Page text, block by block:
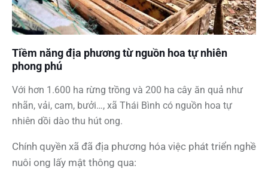
Tiềm năng địa phương từ nguồn hoa tự nhiên
phong phú
Với hơn 1.600 ha rừng trồng và 200 ha cây ăn quả như
nhãn, vải, cam, bưởi…, xã Thái Bình có nguồn hoa tự
nhiên dồi dào thu hút ong.
Chính quyền xã đã địa phương hóa việc phát triển nghề
nuôi ong lấy mật thông qua: